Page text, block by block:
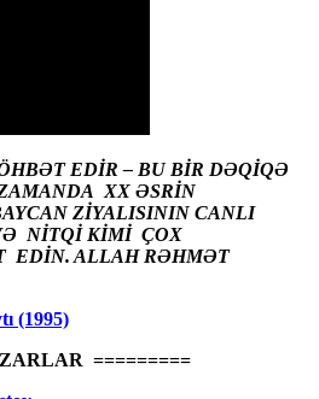
EDİR – BU BİR DƏQİQƏ
XX ƏSRİN
ZİYALISININ CANLI
NİTQİ KİMİ ÇOX
EDİN. ALLAH RƏHMƏT
(1995)
=========